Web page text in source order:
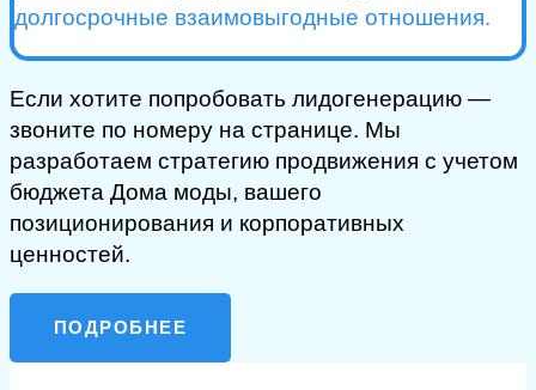
долгосрочные взаимовыгодные отношения.
Если хотите попробовать лидогенерацию —
звоните по номеру на странице. Мы
разработаем стратегию продвижения с учетом
бюджета Дома моды, вашего
позиционирования и корпоративных
ценностей.
ПОДРОБНЕЕ